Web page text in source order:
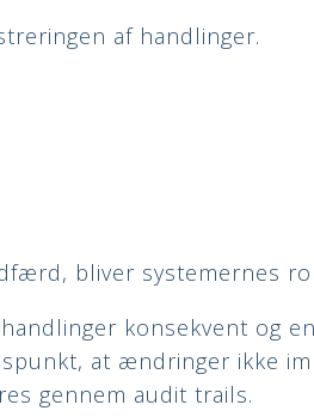
af handlinger.
bliver systemernes
konsekvent og
at ændringer ikke
gennem audit trails.